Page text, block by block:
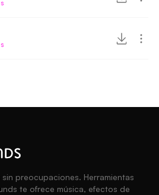
preocupaciones. Herramientas
te ofrece música, efectos de